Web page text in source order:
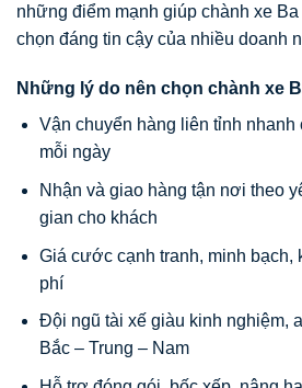
những điểm mạnh giúp chành xe
chọn đáng tin cậy của nhiều doanh
Những lý do nên chọn chành xe
Vận chuyển hàng liên tỉnh
mỗi ngày
Nhận và giao hàng tận nơi theo
gian cho khách
Giá cước cạnh tranh, minh bạch,
phí
Đội ngũ tài xế giàu kinh nghiệm,
Bắc – Trung – Nam